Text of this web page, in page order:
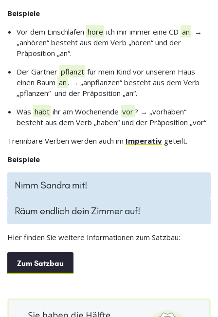
Beispiele
Vor dem Einschlafen höre ich mir immer eine CD an . →
„anhören“ besteht aus dem Verb „hören“ und der
Präposition „an“.
Der Gärtner pflanzt für mein Kind vor unserem Haus
einen Baum an . → „anpflanzen“ besteht aus dem Verb
„pflanzen“ und der Präposition „an“.
Was habt ihr am Wochenende vor? → „vorhaben“
besteht aus dem Verb „haben“ und der Präposition „vor“.
Trennbare Verben werden auch im Imperativ geteilt.
Beispiele
Nimm Sandra mit!
Räum endlich dein Zimmer auf!
Hier finden Sie weitere Informationen zum Satzbau:
Zum Satzbau